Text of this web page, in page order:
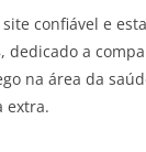
confiável e
dedicado a
na área da
extra.